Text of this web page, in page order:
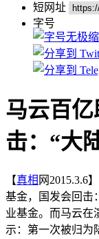
短网址
字号
马云百
击：“大
【真相 网2015.3.6
基金，国发会回击
业基金。而马云在
示：第一次被归为